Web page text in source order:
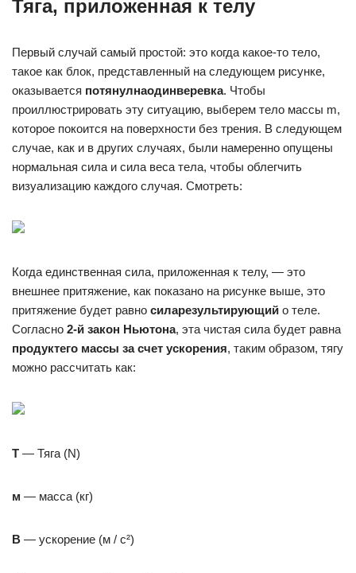
Тяга, приложенная к телу
Первый случай самый простой: это когда какое-то тело,
такое как блок, представленный на следующем рисунке,
оказывается потянулнаодинверевка. Чтобы
проиллюстрировать эту ситуацию, выберем тело массы m,
которое покоится на поверхности без трения. В следующем
случае, как и в других случаях, были намеренно опущены
нормальная сила и сила веса тела, чтобы облегчить
визуализацию каждого случая. Смотреть:
Когда единственная сила, приложенная к телу, — это
внешнее притяжение, как показано на рисунке выше, это
притяжение будет равно силарезультирующий о теле.
Согласно 2-й закон Ньютона, эта чистая сила будет равна
продуктего массы за счет ускорения, таким образом, тягу
можно рассчитать как:
Т — Тяга (N)
м — масса (кг)
В — ускорение (м / с²)